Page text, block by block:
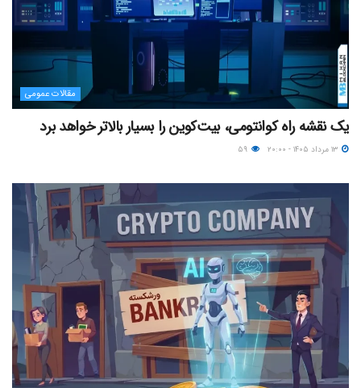
مقالات عمومی
یک نقشه راه کوانتومی، بیت‌کوین را بسیار بالاتر خواهد برد